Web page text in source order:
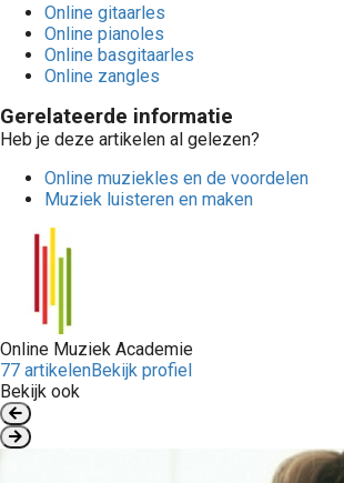
Online gitaarles
Online pianoles
Online basgitaarles
Online zangles
Gerelateerde informatie
Heb je deze artikelen al gelezen?
Online muziekles en de voordelen
Muziek luisteren en maken
Online Muziek Academie
77 artikelenBekijk profiel
Bekijk ook